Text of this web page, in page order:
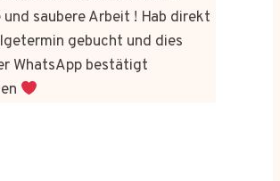
und saubere Arbeit ! Hab direkt
gebucht und dies
WhatsApp bestätigt